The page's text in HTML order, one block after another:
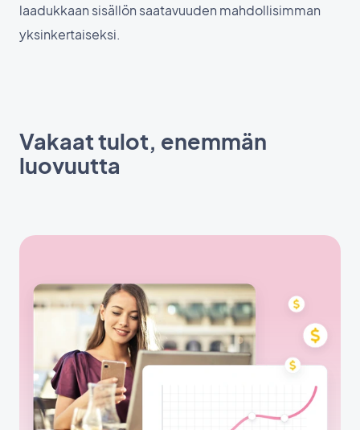
laadukkaan sisällön saatavuuden mahdollisimman
yksinkertaiseksi.
Vakaat tulot, enemmän
luovuutta